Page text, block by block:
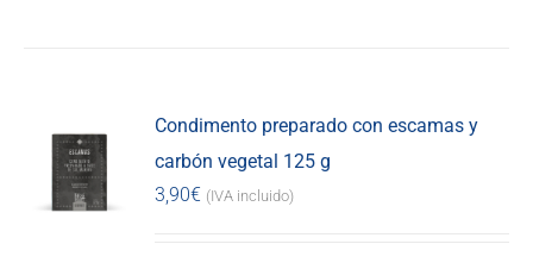
Condimento preparado con escamas y
carbón vegetal 125 g
3,90€ (IVA incluido)